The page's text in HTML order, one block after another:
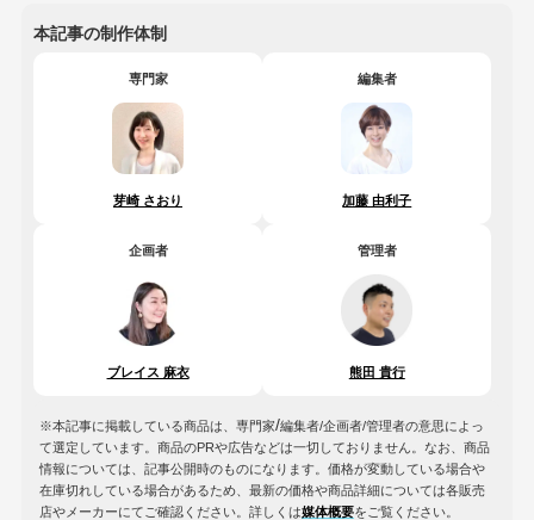
本記事の制作体制
専門家
芽崎 さおり
編集者
加藤 由利子
企画者
ブレイス 麻衣
管理者
熊田 貴行
※本記事に掲載している商品は、専門家/編集者/企画者/管理者の意思によっ
て選定しています。商品のPRや広告などは一切しておりません。なお、商品
情報については、記事公開時のものになります。価格が変動している場合や
在庫切れしている場合があるため、最新の価格や商品詳細については各販売
店やメーカーにてご確認ください。詳しくは媒体概要をご覧ください。